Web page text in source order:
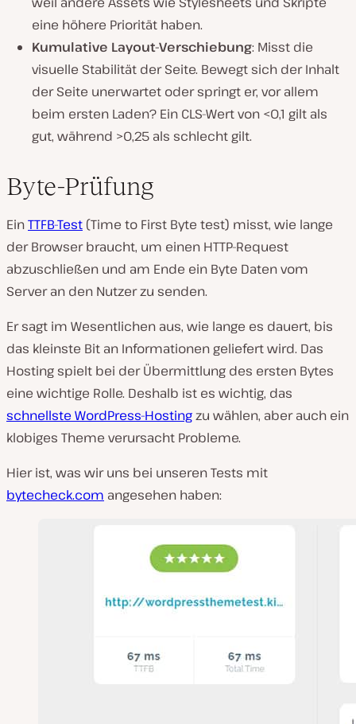
eine höhere Priorität haben.
Kumulative Layout-Verschiebung: Misst die
visuelle Stabilität der Seite. Bewegt sich der Inhalt
der Seite unerwartet oder springt er, vor allem
beim ersten Laden? Ein CLS-Wert von <0,1 gilt als
gut, während >0,25 als schlecht gilt.
Byte-Prüfung
EinTTFB-Test (Time to First Byte test) misst, wie lange
der Browser braucht, um einen HTTP-Request
abzuschließen und am Ende ein Byte Daten vom
Server an den Nutzer zu senden.
Er sagt im Wesentlichen aus, wie lange es dauert, bis
das kleinste Bit an Informationen geliefert wird. Das
Hosting spielt bei der Übermittlung des ersten Bytes
eine wichtige Rolle. Deshalb ist es wichtig, das
schnellste WordPress-Hostingzu wählen, aber auch ein
klobiges Theme verursacht Probleme.
Hier ist, was wir uns bei unseren Tests mit
bytecheck.com angesehen haben: